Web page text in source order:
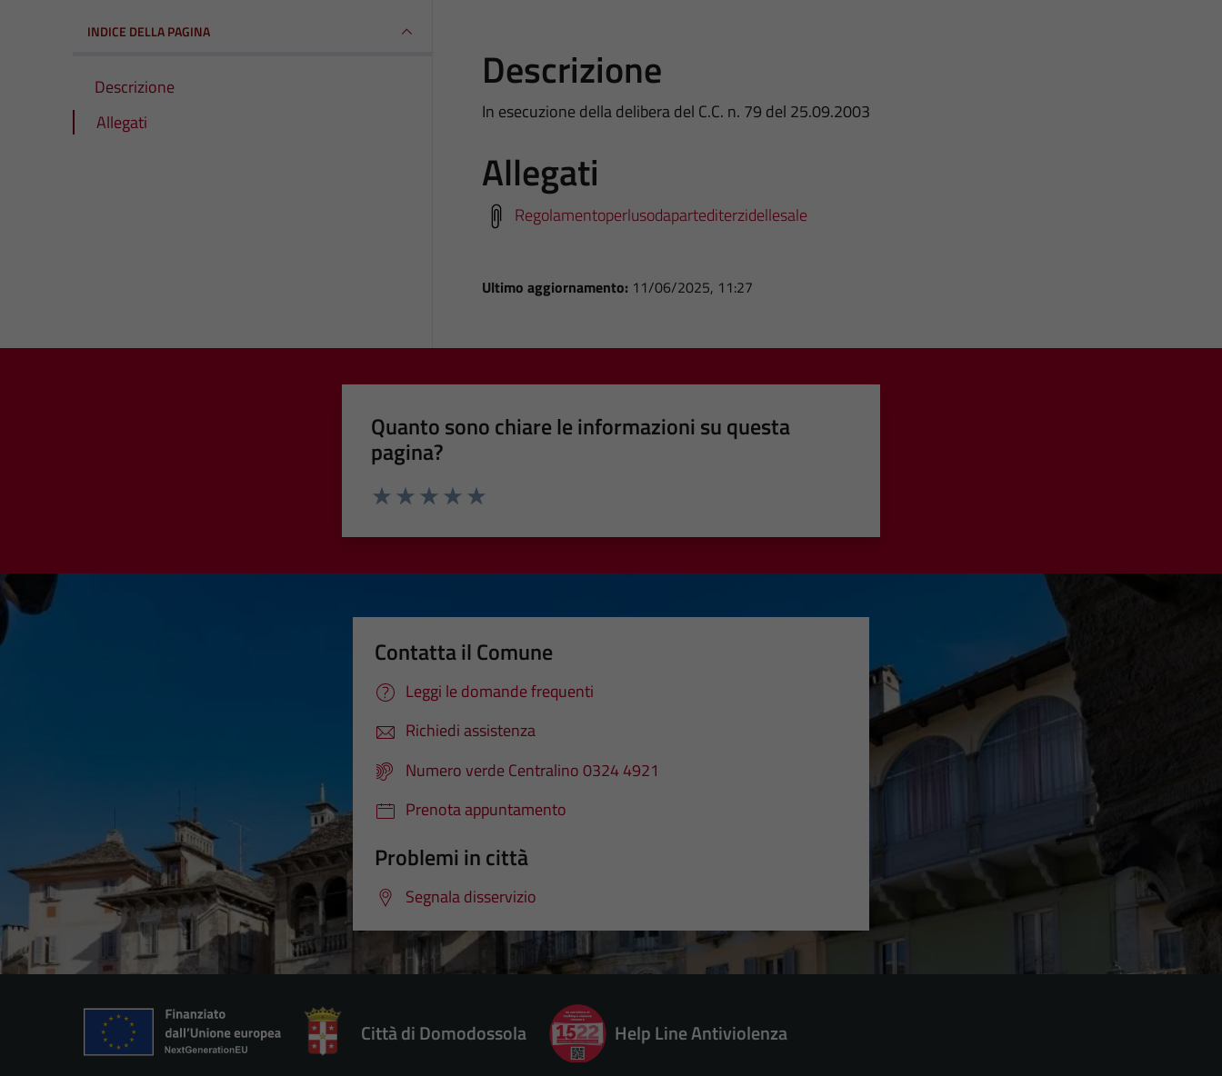
INDICE DELLA PAGINA
Descrizione
Allegati
Descrizione
In esecuzione della delibera del C.C. n. 79 del 25.09.2003
Allegati
Regolamentoperlusodapartediterzidellesale
Ultimo aggiornamento: 11/06/2025, 11:27
Quanto sono chiare le informazioni su questa
pagina?
Contatta il Comune
Leggi le domande frequenti
Richiedi assistenza
Numero verde Centralino 0324 4921
Prenota appuntamento
Problemi in città
Segnala disservizio
Città di Domodossola Help Line Antiviolenza